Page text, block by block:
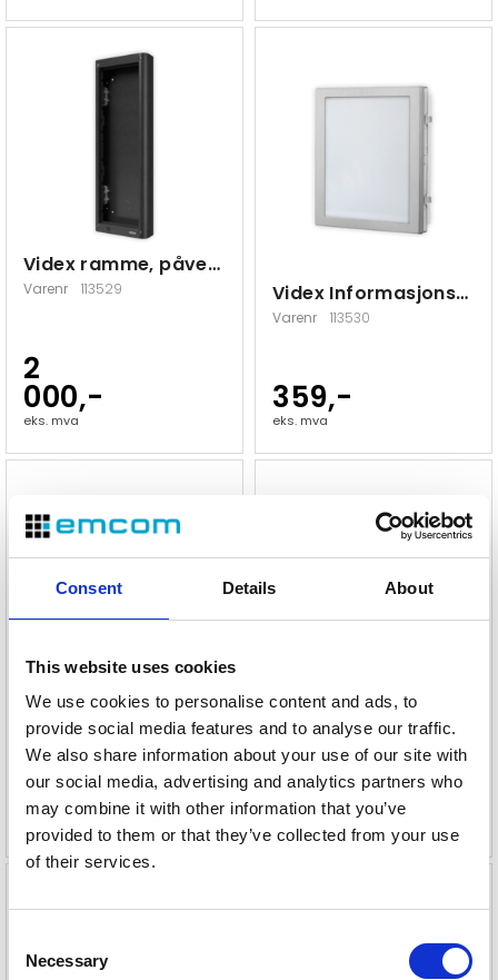
Consent Details About
This website uses cookies
We use cookies to personalise content and ads, to
provide social media features and to analyse our traffic.
We also share information about your use of our site with
our social media, advertising and analytics partners who
may combine it with other information that you’ve
provided to them or that they’ve collected from your use
of their services.
Selection
Necessary
Videx ramme, påvegg, 3 moduler
Varenr 113529
2
000,-
eks. mva
Videx Informasjonsmodul 4846/M
Varenr 113530
359,-
eks. mva
Videx ramme, innfelt, 2 moduler
Varenr 113535
953,-
eks. mva
Varenr 113542
1 241,-
eks. mva